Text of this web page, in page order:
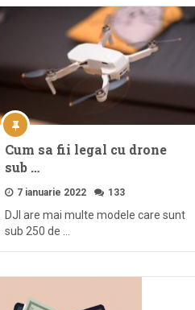
Cum sa fii legal cu drone
sub …
7 ianuarie 2022 133
DJI are mai multe modele care sunt
sub 250 de …